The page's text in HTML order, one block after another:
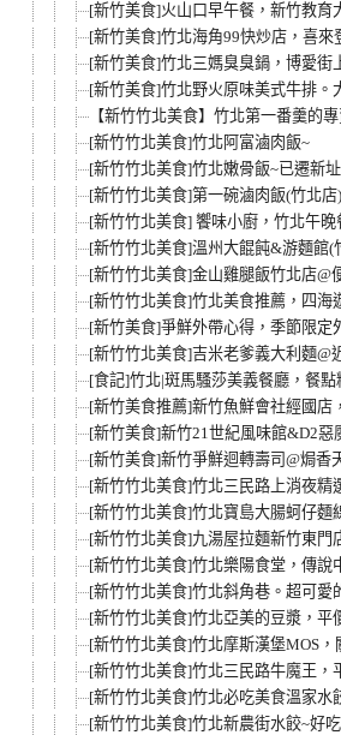
[新竹美食]火山口早午餐，新竹教育
[新竹美食]竹北海角99快炒店，喜來
[新竹美食]竹北三媽臭臭鍋，博愛街
[新竹美食]竹北野火原味美式牛排。
【新竹竹北美食】竹北第一番羹的
[新竹竹北美食]竹北阿富滷肉飯~
[新竹竹北美食]竹北嫩骨飯~已遷新址
[新竹竹北美食]第一碗滷肉飯(竹北
[新竹竹北美食] 饗味小廚，竹北午
[新竹竹北美食]溫州大餛飩&游麵館
[新竹竹北美食]金山雞腿飯竹北店
[新竹竹北美食]竹北美食推薦，四海
[新竹美食]爭鮮外帶心得，季節限定
[新竹竹北美食]吉米老爹義大利麵@
[食記]竹北|斑馬騷莎美義餐廳，餐點
[新竹美食推薦]新竹魚鮮會社經國店
[新竹美食]新竹21世紀風味館&D2
[新竹美食]新竹爭鮮迴轉壽司@焗香
[新竹竹北美食]竹北三民路上消夜
[新竹竹北美食]竹北寶島大腸蚵仔
[新竹竹北美食]九湯屋拉麵新竹東
[新竹竹北美食]竹北樂陽食堂，傳
[新竹竹北美食]竹北斜角巷。超可愛
[新竹竹北美食]竹北亞美的豆漿，平
[新竹竹北美食]竹北摩斯漢堡MOS
[新竹竹北美食]竹北三民路牛魔王
[新竹竹北美食]竹北必吃美食溫家
[新竹竹北美食]竹北新農街水餃~好